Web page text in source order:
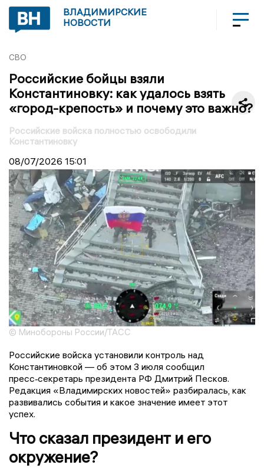
ВЛАДИМИРСКИЕ
НОВОСТИ
СВО
Российские бойцы взяли
Константиновку: как удалось взять
«город-крепость» и почему это важно?
Российские войска полностью освободили
Константиновку
08/07/2026 15:01
© Минобороны России/ТАСС
Российские войска установили контроль над
Константиновкой — об этом 3 июля сообщил
пресс‑секретарь президента РФ Дмитрий Песков.
Редакция «Владимирских новостей» разбиралась, как
развивались события и какое значение имеет этот
успех.
Что сказал президент и его
окружение?